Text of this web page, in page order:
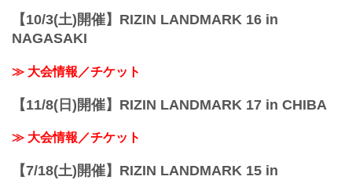
【10/3(土)開催】RIZIN LANDMARK 16 in
NAGASAKI
≫ 大会情報／チケット
【11/8(日)開催】RIZIN LANDMARK 17 in CHIBA
≫ 大会情報／チケット
【7/18(土)開催】RIZIN LANDMARK 15 in